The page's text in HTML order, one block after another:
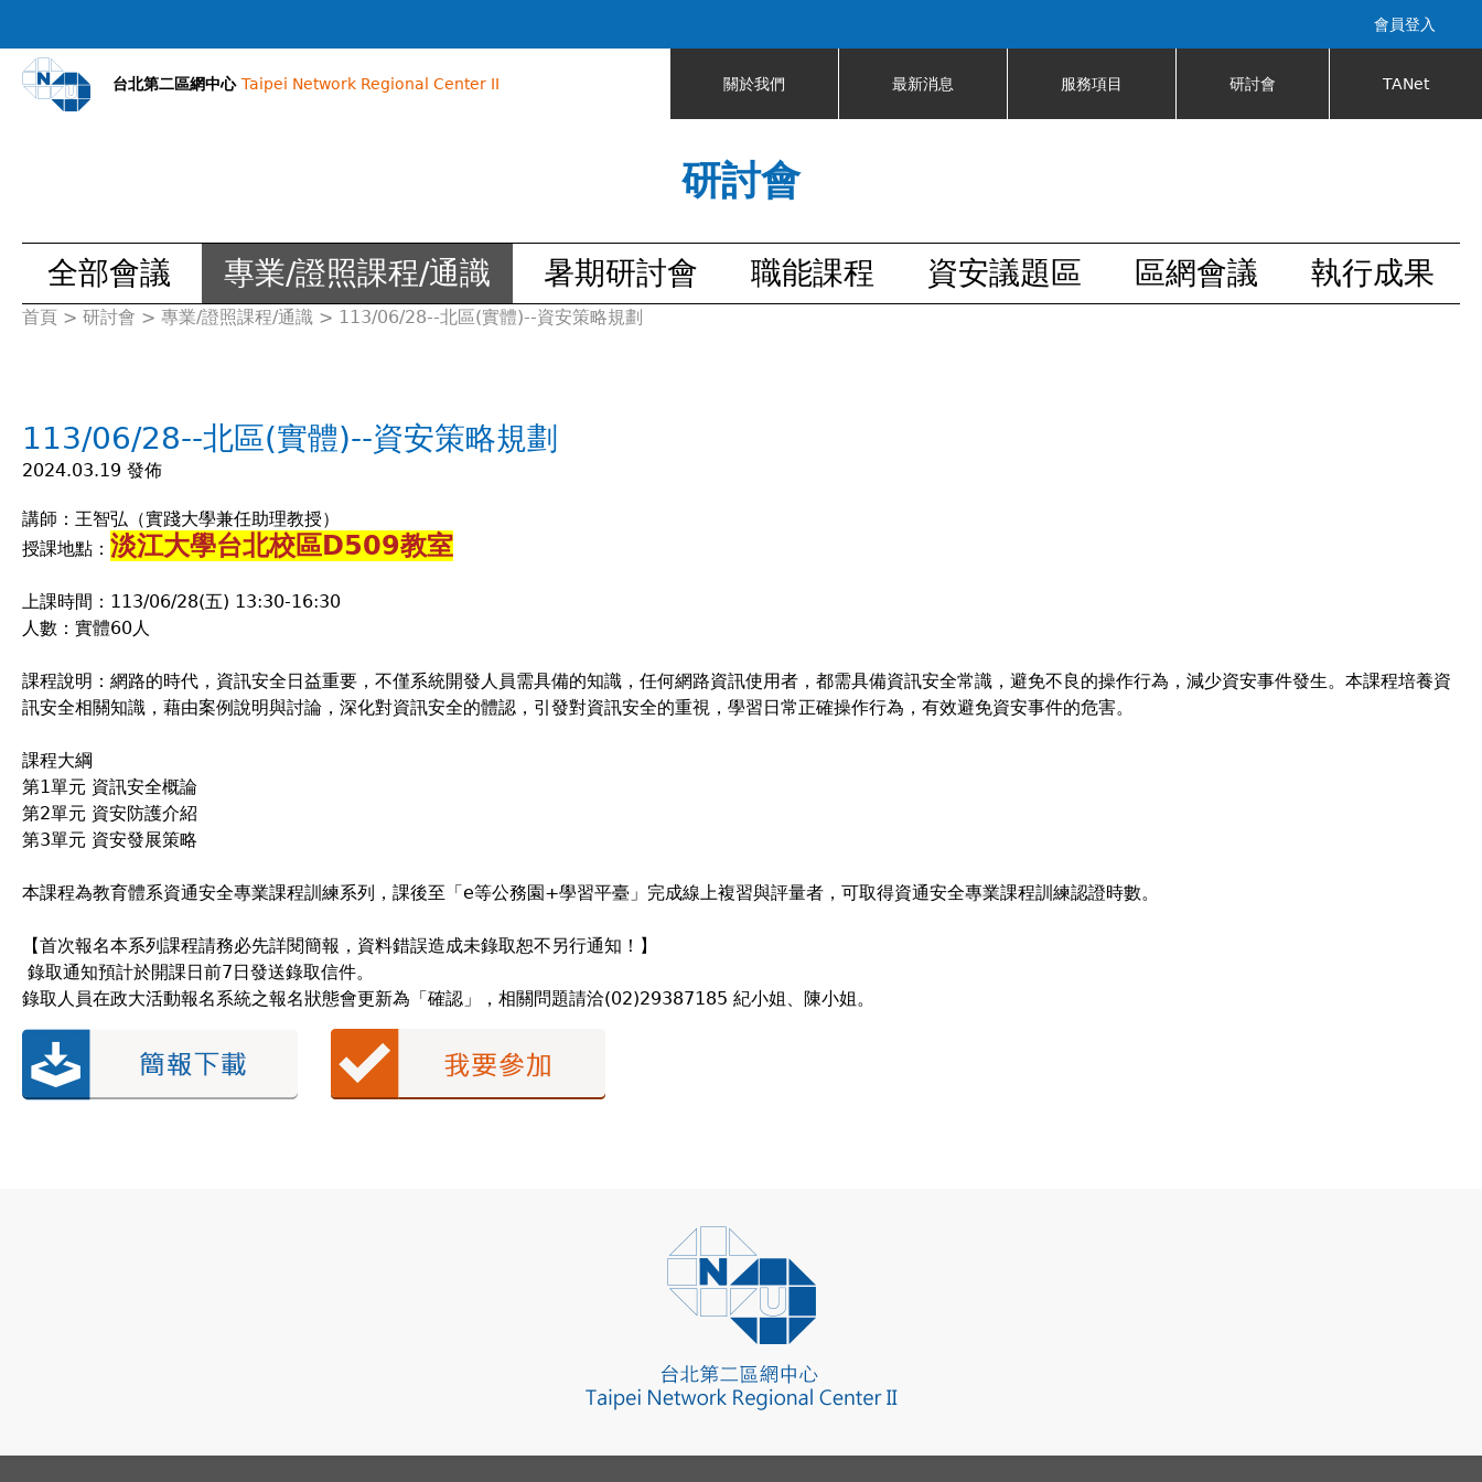
會員登入
台北第二區網中心 Taipei Network Regional Center II 關於我們 最新消息 服務項目 研討會 TANet
研討會
全部會議 專業/證照課程/通識 暑期研討會 職能課程 資安議題區 區網會議 執行成果
您
這
首頁 > 研討會 > 專業/證照課程/通識 > 113/06/28--北區(實體)--資安策略規劃
113/06/28--北區(實體)--資安策略規劃
2024.03.19 發佈
講師：王智弘（實踐大學兼任助理教授）
授課地點： 淡江大學台北校區D509教室
上課時間：113/06/28(五) 13:30-16:30
人數：實體60人
課程說明：網路的時代，資訊安全日益重要，不僅系統開發人員需具備的知識，任何網路資訊使用者，都需具備資訊安全常識，避免不良的操作行為，減少資安事件發生。本課程培養資
訊安全相關知識，藉由案例說明與討論，深化對資訊安全的體認，引發對資訊安全的重視，學習日常正確操作行為，有效避免資安事件的危害。
課程大綱
第1單元 資訊安全概論
第2單元 資安防護介紹
第3單元 資安發展策略
本課程為教育體系資通安全專業課程訓練系列，課後至「e等公務園+學習平臺」完成線上複習與評量者，可取得資通安全專業課程訓練認證時數。
【首次報名本系列課程請務必先詳閱簡報，資料錯誤造成未錄取恕不另行通知！】
錄取通知預計於開課日前7日發送錄取信件。
錄取人員在政大活動報名系統之報名狀態會更新為「確認」，相關問題請洽(02)29387185 紀小姐、陳小姐。